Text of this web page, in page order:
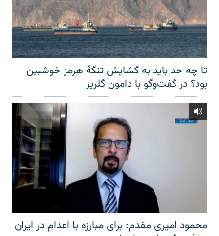
تا چه حد باید به گشایش تنگهٔ هرمز خوشبین
بود؟ در گفت‌وگو با دامون گلریز
محمود امیری مقدم: برای مبارزه با اعدام در ایران